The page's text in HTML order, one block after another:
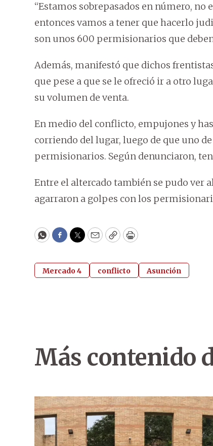
“Estamos sobrepasados en número,
entonces vamos a tener que hacerlo
son unos 600 permisionarios que
Además, manifestó que dichos
que pese a que se le ofreció ir a otro
su volumen de venta.
En medio del conflicto, empujones y
corriendo del lugar, luego de que uno
permisionarios. Según denunciaron,
Entre el altercado también se pudo ver
agarraron a golpes con los
WhatsApp
Facebook
Twitter
EmailCopyPrint
Mercado 4 conflicto Asunción
Más contenido